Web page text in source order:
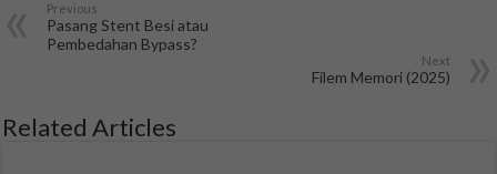
Previous
Pasang Stent Besi atau
Pembedahan Bypass?
Next
Filem Memori (2025)
Related Articles